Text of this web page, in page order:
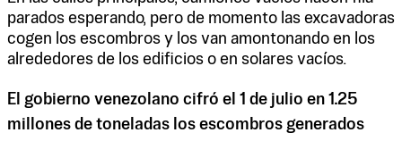
parados esperando, pero de momento las excavadoras
cogen los escombros y los van amontonando en los
alrededores de los edificios o en solares vacíos.
El gobierno venezolano cifró el 1 de julio en 1.25
millones de toneladas los escombros generados